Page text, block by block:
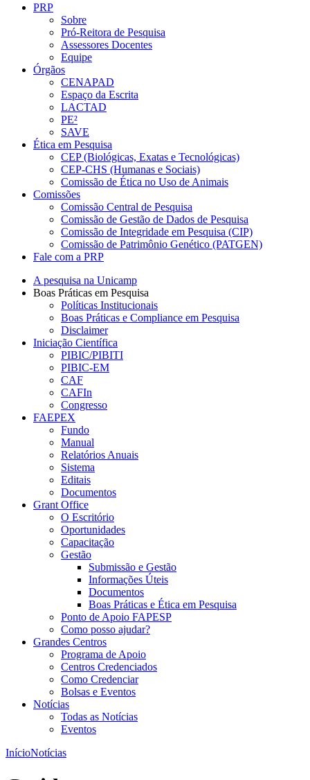
PRP
Sobre
Pró-Reitora de Pesquisa
Assessores Docentes
Equipe
Órgãos
CENAPAD
Espaço da Escrita
LACTAD
PE²
SAVE
Ética em Pesquisa
CEP (Biológicas, Exatas e Tecnológicas)
CEP-CHS (Humanas e Sociais)
Comissão de Ética no Uso de Animais
Comissões
Comissão Central de Pesquisa
Comissão de Gestão de Dados de Pesquisa
Comissão de Integridade em Pesquisa (CIP)
Comissão de Patrimônio Genético (PATGEN)
Fale com a PRP
A pesquisa na Unicamp
Boas Práticas em Pesquisa
Políticas Institucionais
Boas Práticas e Compliance em Pesquisa
Disclaimer
Iniciação Científica
PIBIC/PIBITI
PIBIC-EM
CAF
CAFIn
Congresso
FAEPEX
Fundo
Manual
Relatórios Anuais
Sistema
Editais
Documentos
Grant Office
O Escritório
Oportunidades
Capacitação
Gestão
Submissão e Gestão
Informações Úteis
Documentos
Boas Práticas e Ética em Pesquisa
Ponto de Apoio FAPESP
Como posso ajudar?
Grandes Centros
Programa de Apoio
Centros Credenciados
Como Credenciar
Bolsas e Eventos
Notícias
Todas as Notícias
Eventos
InícioNotícias